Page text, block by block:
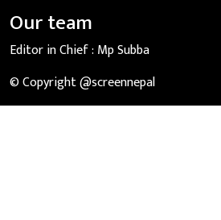
Our team
Editor in Chief : Mp Subba
© Copyright @screennepal